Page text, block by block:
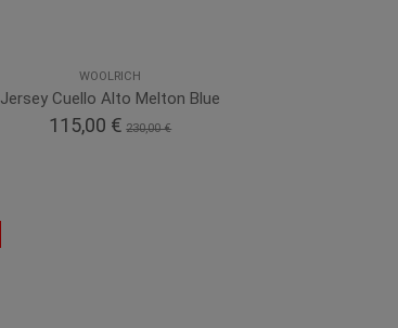
WOOLRICH
Jersey Cuello Alto Melton Blue
115,00 € 230,00 €